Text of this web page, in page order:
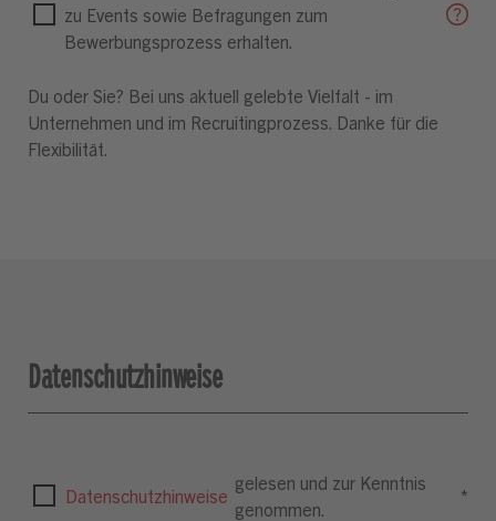
zu Events sowie Befragungen zum
Bewerbungsprozess erhalten.
Du oder Sie? Bei uns aktuell gelebte Vielfalt - im
Unternehmen und im Recruitingprozess. Danke für die
Flexibilität.
Datenschutzhinweise
Datenschutzhinweise
gelesen und zur Kenntnis
genommen.
*